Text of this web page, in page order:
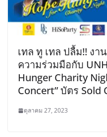
เทล ทู เทล ปลื้ม!! ง
ความร่วมมือกับ
Hunger Charity
Concert” บัตร Sold
ตุลาคม 27, 2023